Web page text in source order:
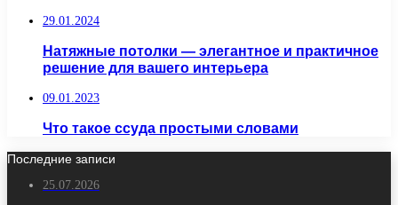
29.01.2024
Натяжные потолки — элегантное и практичное
решение для вашего интерьера
09.01.2023
Что такое ссуда простыми словами
Последние записи
25.07.2026